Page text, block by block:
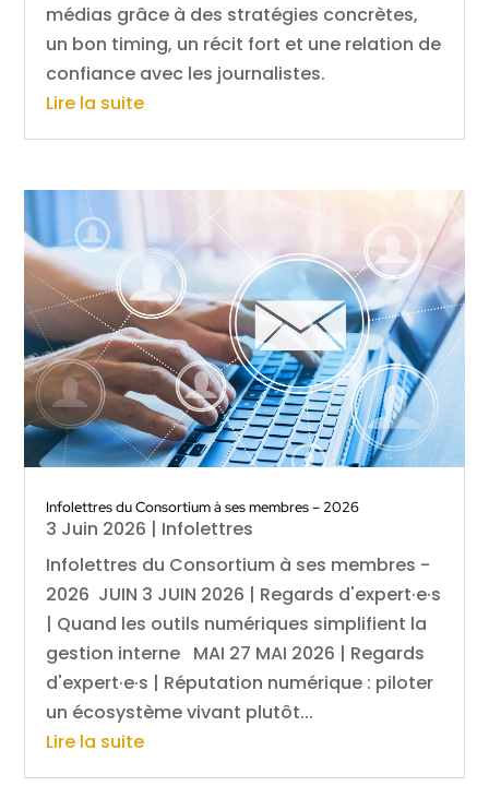
médias grâce à des stratégies concrètes,
un bon timing, un récit fort et une relation de
confiance avec les journalistes.
Lire la suite
Infolettres du Consortium à ses membres – 2026
3 Juin 2026 | Infolettres
Infolettres du Consortium à ses membres -
2026 JUIN 3 JUIN 2026 | Regards d'expert·e·s
| Quand les outils numériques simplifient la
gestion interne MAI 27 MAI 2026 | Regards
d'expert·e·s | Réputation numérique : piloter
un écosystème vivant plutôt...
Lire la suite